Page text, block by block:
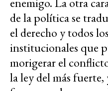
de la política se
el derecho y todos
institucionales que
morigerar el
la ley del más